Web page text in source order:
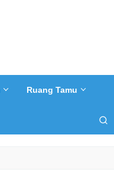
Ruang Tamu